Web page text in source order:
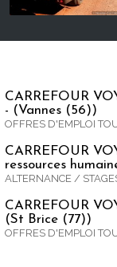
CARREFOUR
- (Vannes (56))
OFFRES D'EMPLOI
CARREFOUR
ressources
ALTERNANCE /
CARREFOUR
(St Brice (77))
OFFRES D'EMPLOI